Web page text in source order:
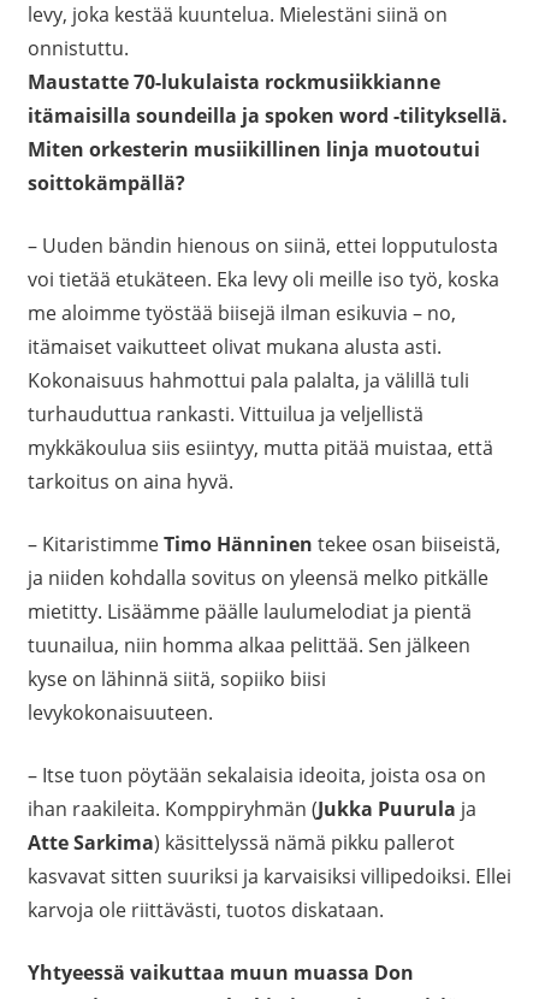
levy, joka kestää kuuntelua. Mielestäni siinä on
onnistuttu.
Maustatte 70-lukulaista rockmusiikkianne
itämaisilla soundeilla ja spoken word -tilityksellä.
Miten orkesterin musiikillinen linja muotoutui
soittokämpällä?
– Uuden bändin hienous on siinä, ettei lopputulosta
voi tietää etukäteen. Eka levy oli meille iso työ, koska
me aloimme työstää biisejä ilman esikuvia – no,
itämaiset vaikutteet olivat mukana alusta asti.
Kokonaisuus hahmottui pala palalta, ja välillä tuli
turhauduttua rankasti. Vittuilua ja veljellistä
mykkäkoulua siis esiintyy, mutta pitää muistaa, että
tarkoitus on aina hyvä.
– KitaristimmeTimo Hänninen tekee osan biiseistä,
ja niiden kohdalla sovitus on yleensä melko pitkälle
mietitty. Lisäämme päälle laulumelodiat ja pientä
tuunailua, niin homma alkaa pelittää. Sen jälkeen
kyse on lähinnä siitä, sopiiko biisi
levykokonaisuuteen.
– Itse tuon pöytään sekalaisia ideoita, joista osa on
ihan raakileita. Komppiryhmän (Jukka Puurula ja
Atte Sarkima) käsittelyssä nämä pikku pallerot
kasvavat sitten suuriksi ja karvaisiksi villipedoiksi. Ellei
karvoja ole riittävästi, tuotos diskataan.
Yhtyeessä vaikuttaa muun muassa Don